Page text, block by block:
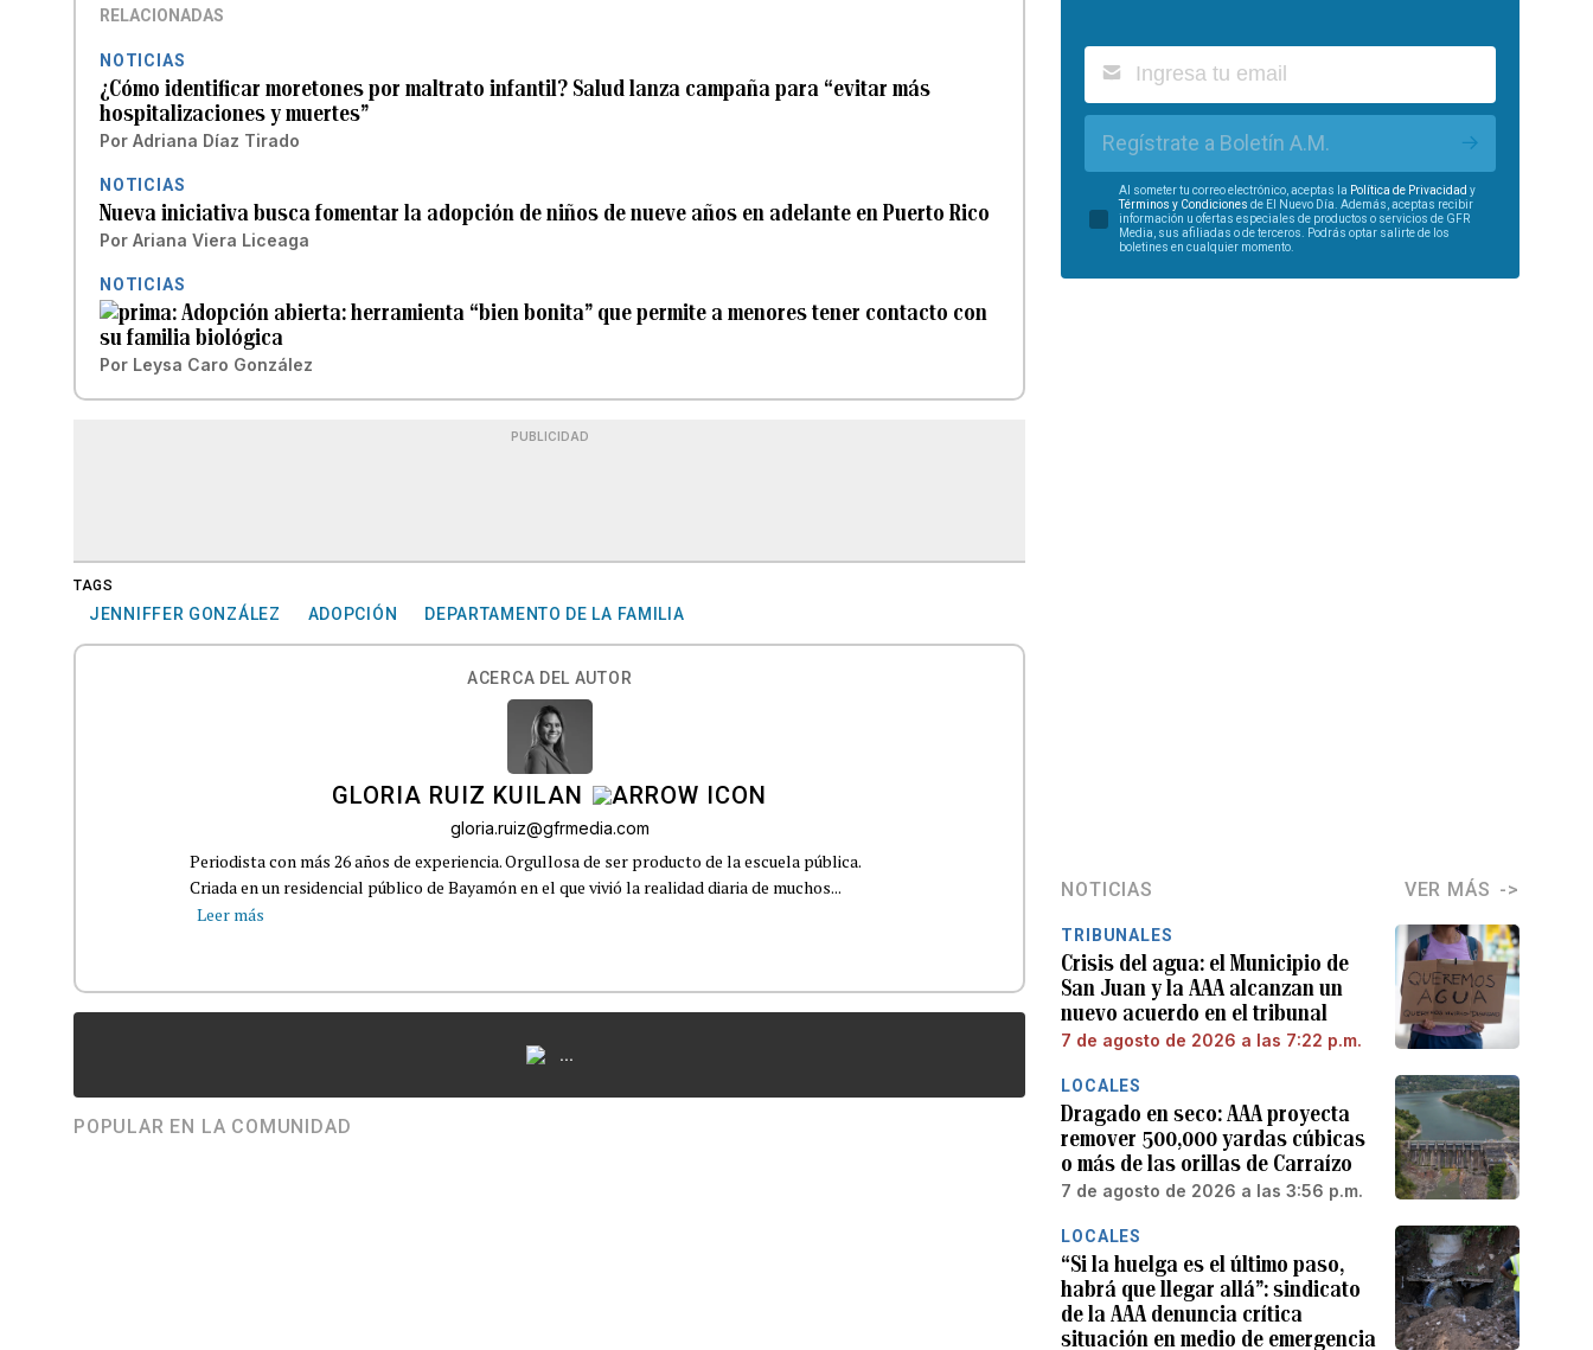
RELACIONADAS
NOTICIAS
¿Cómo identificar moretones por maltrato infantil? Salud lanza campaña para “evitar más
hospitalizaciones y muertes”
Por Adriana Díaz Tirado
NOTICIAS
Nueva iniciativa busca fomentar la adopción de niños de nueve años en adelante en Puerto Rico
Por Ariana Viera Liceaga
NOTICIAS
Adopción abierta: herramienta “bien bonita” que permite a menores tener contacto con
su familia biológica
Por Leysa Caro González
PUBLICIDAD
TAGS
JENNIFFER GONZÁLEZ ADOPCIÓN DEPARTAMENTO DE LA FAMILIA
ACERCA DEL AUTOR
GLORIA RUIZ KUILAN
gloria.ruiz@gfrmedia.com
Periodista con más 26 años de experiencia. Orgullosa de ser producto de la escuela pública.
Criada en un residencial público de Bayamón en el que vivió la realidad diaria de muchos...
Leer más
...
POPULAR EN LA COMUNIDAD
Regístrate a Boletín A.M.
Al someter tu correo electrónico, aceptas la Política de Privacidad y
Términos y Condiciones de El Nuevo Día. Además, aceptas recibir
información u ofertas especiales de productos o servicios de GFR
Media, sus afiliadas o de terceros. Podrás optar salirte de los
boletines en cualquier momento.
NOTICIAS VER MÁS
TRIBUNALES
Crisis del agua: el Municipio de
San Juan y la AAA alcanzan un
nuevo acuerdo en el tribunal
7 de agosto de 2026 a las 7:22 p.m.
LOCALES
Dragado en seco: AAA proyecta
remover 500,000 yardas cúbicas
o más de las orillas de Carraízo
7 de agosto de 2026 a las 3:56 p.m.
LOCALES
“Si la huelga es el último paso,
habrá que llegar allá”: sindicato
de la AAA denuncia crítica
situación en medio de emergencia